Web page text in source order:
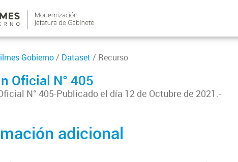
Gobierno/ Dataset / Recurso
Oficial N° 405
N° 405-Publicado el día 12 de Octubre de 2021.-
adicional